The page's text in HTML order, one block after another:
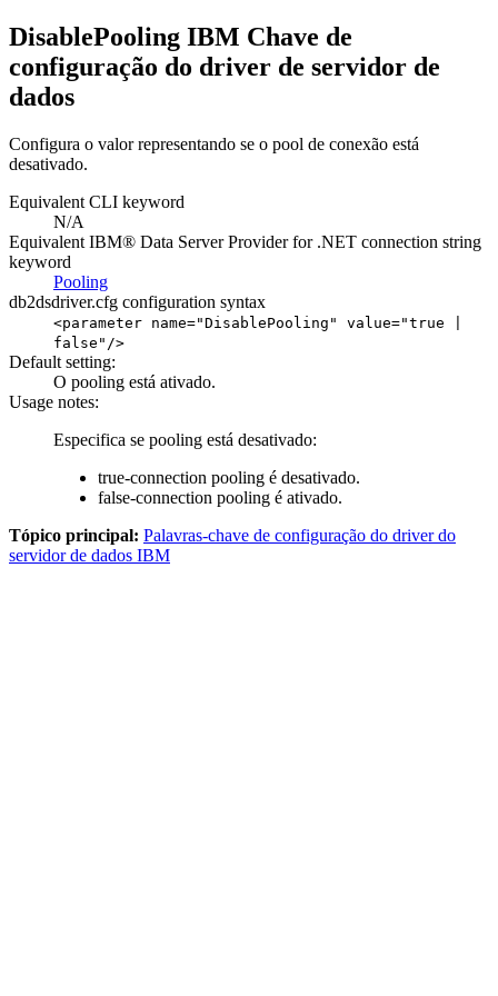
DisablePooling IBM Chave de
configuração do driver de servidor de
dados
Configura o valor representando se o pool de conexão está
desativado.
Equivalent CLI keyword
N/A
Equivalent IBM® Data Server Provider for .NET connection string
keyword
Pooling
db2dsdriver.cfg configuration syntax
<parameter name="DisablePooling" value="true
false "/>
Default setting:
O pooling está ativado.
Usage notes:
Especifica se pooling está desativado:
true-connection pooling é desativado.
false-connection pooling é ativado.
Tópico principal: Palavras-chave de configuração do driver do
servidor de dados IBM